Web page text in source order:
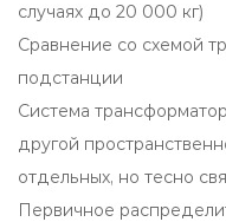
случаях до 20 000 кг)
Сравнение со схемой
подстанции
Система
другой
отдельных, но тесно
Первичное